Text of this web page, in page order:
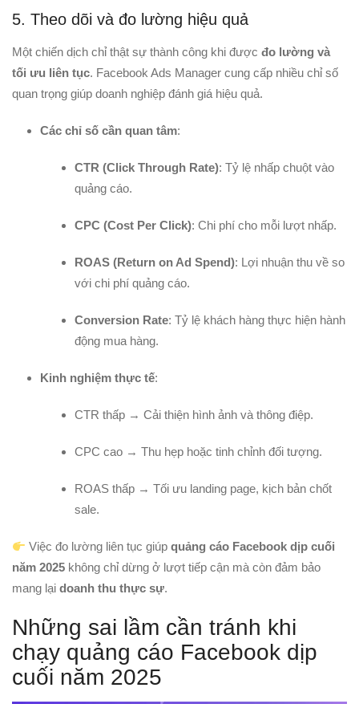
5. Theo dõi và đo lường hiệu quả
Một chiến dịch chỉ thật sự thành công khi được đo lường và
tối ưu liên tục. Facebook Ads Manager cung cấp nhiều chỉ số
quan trọng giúp doanh nghiệp đánh giá hiệu quả.
Các chỉ số cần quan tâm:
CTR (Click Through Rate): Tỷ lệ nhấp chuột vào
quảng cáo.
CPC (Cost Per Click): Chi phí cho mỗi lượt nhấp.
ROAS (Return on Ad Spend): Lợi nhuận thu về so
với chi phí quảng cáo.
Conversion Rate: Tỷ lệ khách hàng thực hiện hành
động mua hàng.
Kinh nghiệm thực tế:
CTR thấp → Cải thiện hình ảnh và thông điệp.
CPC cao → Thu hẹp hoặc tinh chỉnh đối tượng.
ROAS thấp → Tối ưu landing page, kịch bản chốt
sale.
Việc đo lường liên tục giúpquảng cáo Facebook dịp cuối
năm 2025 không chỉ dừng ở lượt tiếp cận mà còn đảm bảo
mang lại doanh thu thực sự.
Những sai lầm cần tránh khi
chạy quảng cáo Facebook dịp
cuối năm 2025